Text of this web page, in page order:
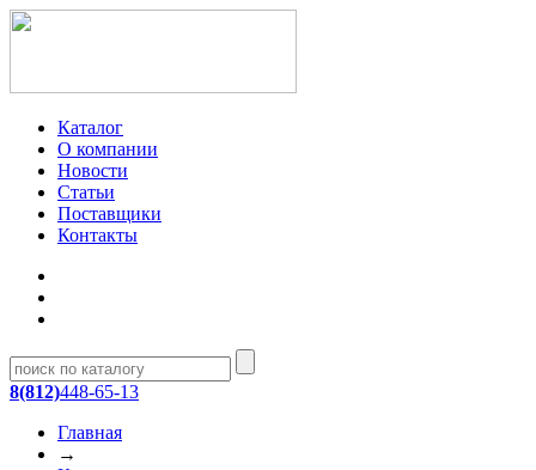
Каталог
О компании
Новости
Статьи
Поставщики
Контакты
8(812)448-65-13
Главная
→